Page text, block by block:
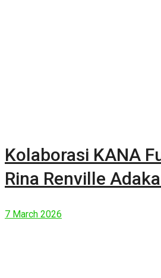
Kolaborasi KANA
Rina Renville
7 March 2026